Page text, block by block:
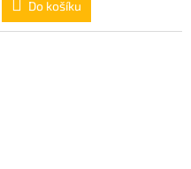
Do košíku